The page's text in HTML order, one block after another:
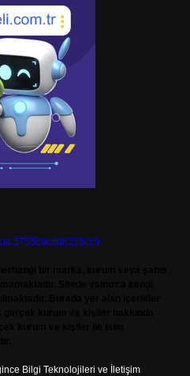
Bilgi Teknolojileri ve İletişim